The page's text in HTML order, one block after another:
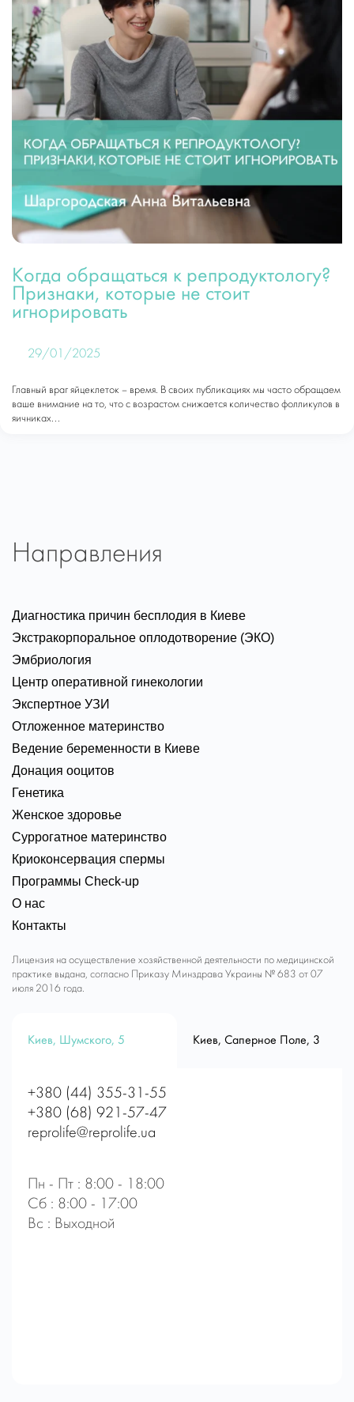
Когда обращаться к репродуктологу?
Признаки, которые не стоит
игнорировать
29/01/2025
Главный враг яйцеклеток – время. В своих публикациях мы часто обращаем
ваше внимание на то, что с возрастом снижается количество фолликулов в
яичниках...
Направления
Диагностика причин бесплодия в Киеве
Экстракорпоральное оплодотворение (ЭКО)
Эмбриология
Центр оперативной гинекологии
Экспертное УЗИ
Отложенное материнство
Ведение беременности в Киеве
Донация ооцитов
Генетика
Женское здоровье
Суррогатное материнство
Криоконсервация спермы
Программы Check-up
О нас
Контакты
Лицензия на осуществление хозяйственной деятельности по медицинской
практике выдана, согласно Приказу Минздрава Украины № 683 от 07
июля 2016 года.
Киев, Шумского, 5 Киев, Саперное Поле, 3
+380 (44) 355-31-55
+380 (68) 921-57-47
reprolife@reprolife.ua
Пн - Пт : 8:00 - 18:00
Сб : 8:00 - 17:00
Вс : Выходной